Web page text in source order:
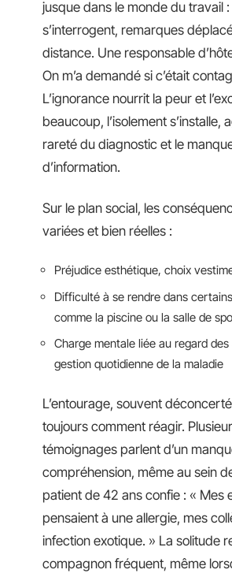
jusque dans le monde du travail
s’interrogent, remarques
distance. Une responsable
On m’a demandé si c’était
L’ignorance nourrit la peur et
beaucoup, l’isolement s’installe,
rareté du diagnostic et le
d’information.
Sur le plan social, les
variées et bien réelles :
Préjudice esthétique, choix
Difficulté à se rendre dans
comme la piscine ou la salle de
Charge mentale liée au regard
gestion quotidienne de la maladie
L’entourage, souvent
toujours comment réagir.
témoignages parlent d’un
compréhension, même au sein
patient de 42 ans confie : « Mes
pensaient à une allergie, mes
infection exotique. » La solitude
compagnon fréquent, même